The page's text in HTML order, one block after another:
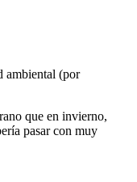
ambiental (por
que en invierno,
pasar con muy